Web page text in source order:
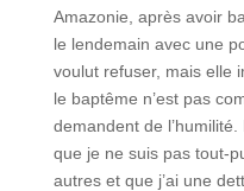
Amazonie, après avoir
le lendemain avec une
voulut refuser, mais elle
le baptême n’est pas
demandent de
que je ne suis pas tout-
autres et que j’ai une